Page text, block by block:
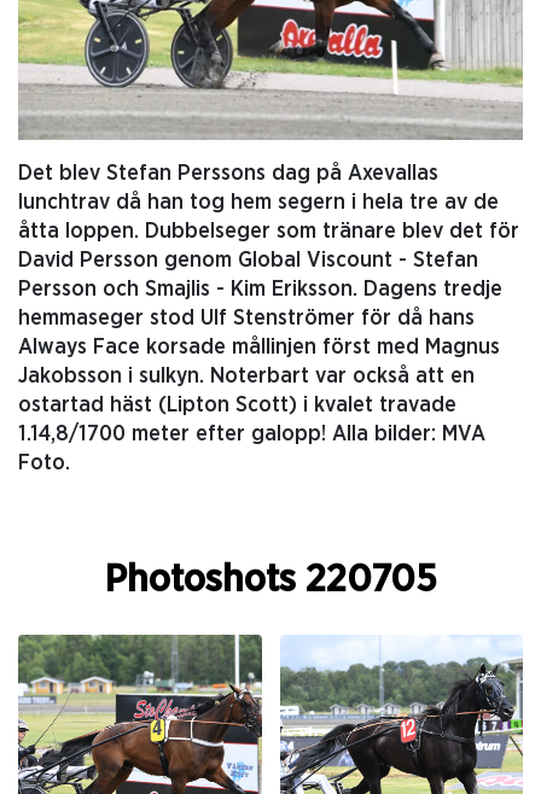
Det blev Stefan Perssons dag på Axevallas
lunchtrav då han tog hem segern i hela tre av de
åtta loppen. Dubbelseger som tränare blev det för
David Persson genom Global Viscount - Stefan
Persson och Smajlis - Kim Eriksson. Dagens tredje
hemmaseger stod Ulf Stenströmer för då hans
Always Face korsade mållinjen först med Magnus
Jakobsson i sulkyn. Noterbart var också att en
ostartad häst (Lipton Scott) i kvalet travade
1.14,8/1700 meter efter galopp! Alla bilder: MVA
Foto.
Photoshots 220705